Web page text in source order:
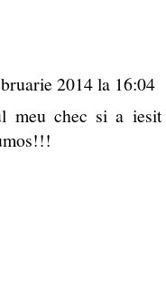
2014 la 16:04
meu chec si a